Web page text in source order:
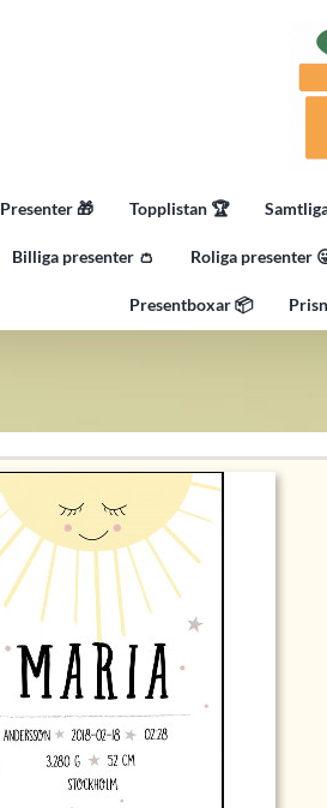
Presenter 🎁 Topplistan 🏆
Billiga presenter 👛 Roliga presenter
Presentboxar 📦